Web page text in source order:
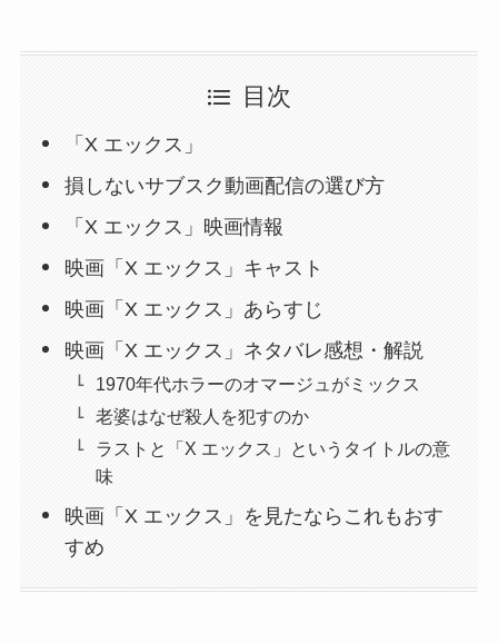
目次
「X エックス」
損しないサブスク動画配信の選び方
「X エックス」映画情報
映画「X エックス」キャスト
映画「X エックス」あらすじ
映画「X エックス」ネタバレ感想・解説
1970年代ホラーのオマージュがミックス
老婆はなぜ殺人を犯すのか
ラストと「X エックス」というタイトルの意
味
映画「X エックス」を見たならこれもおす
すめ